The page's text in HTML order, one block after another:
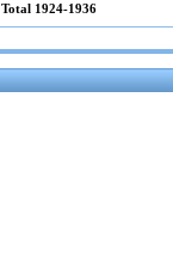
Total 1924-1936